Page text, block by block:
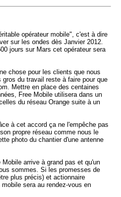
opérateur mobile", c'est à dire
sur les ondes dès Janvier 2012.
jours sur Mars cet opérateur sera
chose pour les clients que nous
du travail reste à faire pour que
Mettre en place des centaines
Free Mobile utilisera dans un
du réseau Orange suite à un
à cet accord ça ne l'empêche pas
propre réseau comme nous le
photo du chantier d'une antenne
arrive à grand pas et qu'un
sommes. Si les promesses de
plus précis) et actionnaire
sera au rendez-vous en